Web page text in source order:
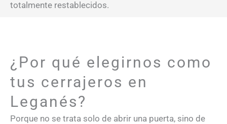
totalmente restablecidos.
¿Por qué elegirnos como
tus cerrajeros en
Leganés?
Porque no se trata solo de abrir una puerta, sino de